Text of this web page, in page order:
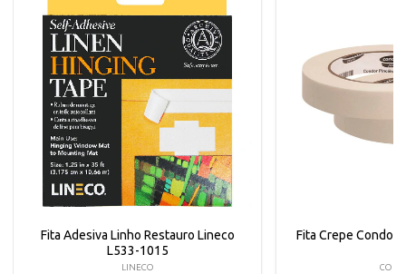
Fita Adesiva Linho Restauro Lineco
L533-1015
LINECO
Fita Crepe Condor